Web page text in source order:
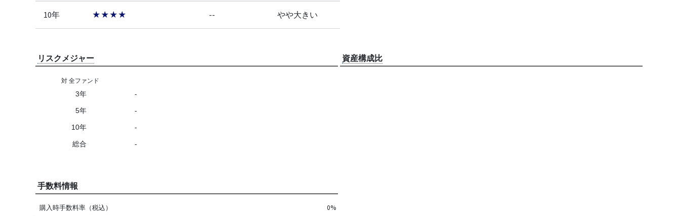
10年 ★★★★ -- やや大きい
リスクメジャー
対 全ファンド
3年 -
5年 -
10年 -
総合 -
資産構成比
手数料情報
購入時手数料率（税込） 0%